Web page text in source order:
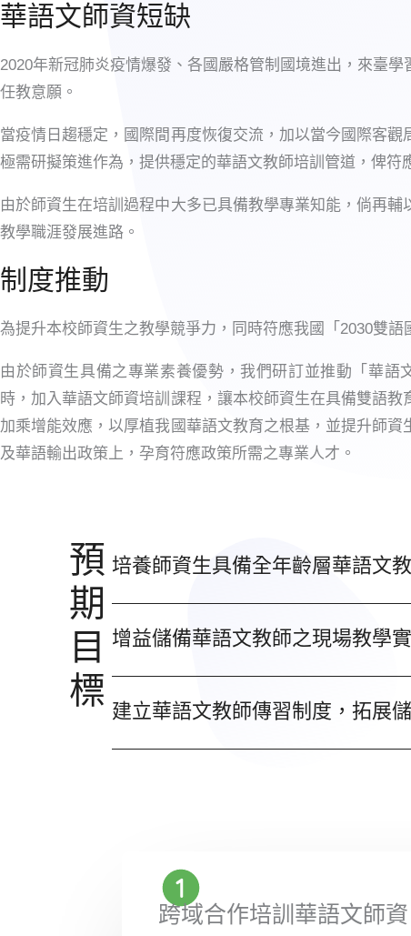
華語文師資短缺
2020年新冠肺炎疫情爆發、各國嚴格管制國境進出，來臺
任教意願。
當疫情日趨穩定，國際間再度恢復交流，加以當今國際客
極需研擬策進作為，提供穩定的華語文教師培訓管道，俾符
由於師資生在培訓過程中大多已具備教學專業知能，倘再
教學職涯發展進路。
制度推動
為提升本校師資生之教學競爭力，同時符應我國「2030雙語
由於師資生具備之專業素養優勢，我們研訂並推動「華
時，加入華語文師資培訓課程，讓本校師資生在具備雙語
加乘增能效應，以厚植我國華語文教育之根基，並提升師
及華語輸出政策上，孕育符應政策所需之專業人才。
預
期
目
標
培養師資生具備全年齡層華語文
增益儲備華語文教師之現場教學
建立華語文教師傳習制度，拓展
跨域合作培訓華語文師資